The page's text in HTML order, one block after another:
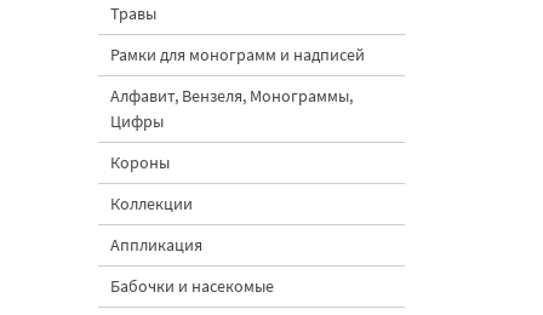
Травы
Рамки для монограмм и надписей
Алфавит, Вензеля, Монограммы,
Цифры
Короны
Коллекции
Аппликация
Бабочки и насекомые